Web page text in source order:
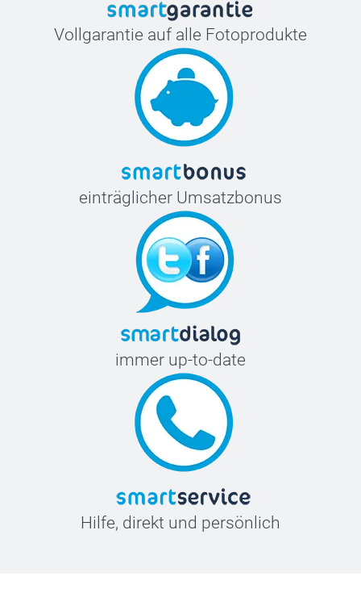
Vollgarantie auf alle Fotoprodukte
einträglicher Umsatzbonus
immer up-to-date
Hilfe, direkt und persönlich